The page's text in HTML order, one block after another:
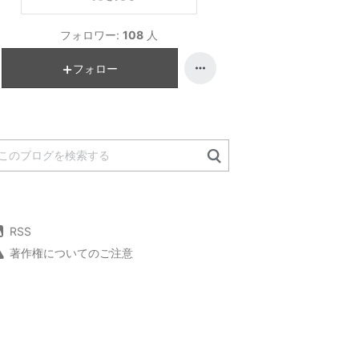
フォロワー: 108 人
フォロー
RSS
著作権についてのご注意